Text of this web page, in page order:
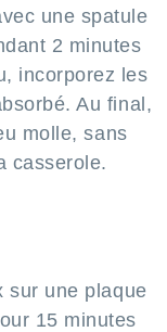
une spatule
2 minutes
incorporez les
Au final,
molle, sans
casserole.
sur une plaque
15 minutes